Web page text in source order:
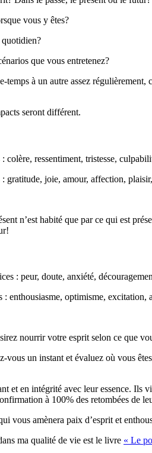
vous y êtes?
que vous entretenez?
à un autre assez
seront différent.
colère, ressentiment, tristesse,
gratitude, joie, amour, affection,
n’est habité que par ce qui est
: peur, doute, anxiété,
enthousiasme, optimisme,
nourrir votre esprit selon ce que
un instant et évaluez où vous
et en intégrité avec leur essence.
à 100% des retombées de
vous amènera paix d’esprit et
ma qualité de vie est le livre « Le